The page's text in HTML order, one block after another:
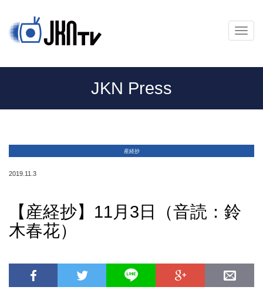
メ
ニ
ー
JKN Press
産経抄
2019.11.3
【産経抄】11月3日（音読：鈴
木春花）